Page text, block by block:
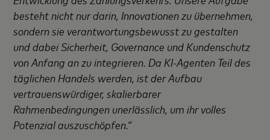
besteht nicht nur darin, Innovationen zu übernehmen,
sondern sie verantwortungsbewusst zu gestalten
und dabei Sicherheit, Governance und Kundenschutz
von Anfang an zu integrieren. Da KI-Agenten Teil des
täglichen Handels werden, ist der Aufbau
vertrauenswürdiger, skalierbarer
Rahmenbedingungen unerlässlich, um ihr volles
Potenzial auszuschöpfen.“